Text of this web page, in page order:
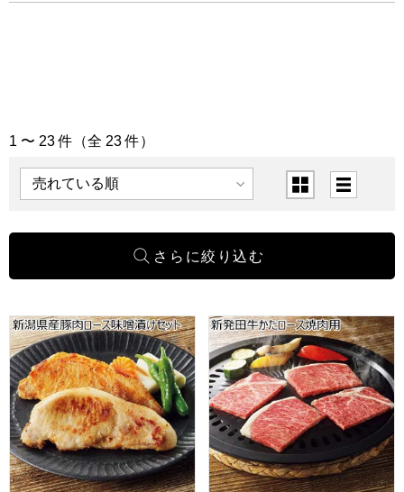
「精肉・ハム・ローストビーフ」の商品一覧
1 〜 23 件（全 23 件）
表示順 表示切替
新潟県産豚肉ロース味噌漬けセット【夏の贈りもの・お中元
新発田牛かたロース焼肉用【